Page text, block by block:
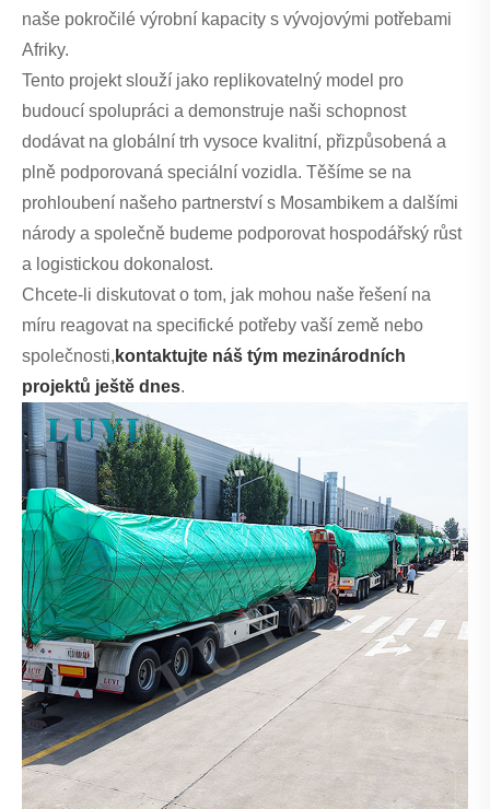
naše pokročilé výrobní kapacity s vývojovými potřebami
Afriky.
Tento projekt slouží jako replikovatelný model pro
budoucí spolupráci a demonstruje naši schopnost
dodávat na globální trh vysoce kvalitní, přizpůsobená a
plně podporovaná speciální vozidla. Těšíme se na
prohloubení našeho partnerství s Mosambikem a dalšími
národy a společně budeme podporovat hospodářský růst
a logistickou dokonalost.
Chcete-li diskutovat o tom, jak mohou naše řešení na
míru reagovat na specifické potřeby vaší země nebo
společnosti, kontaktujte náš tým mezinárodních
projektů ještě dnes.